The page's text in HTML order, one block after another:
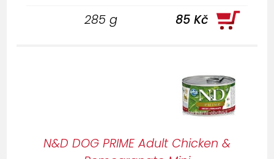
285 g 85 Kč
N&D DOG PRIME Adult Chicken &